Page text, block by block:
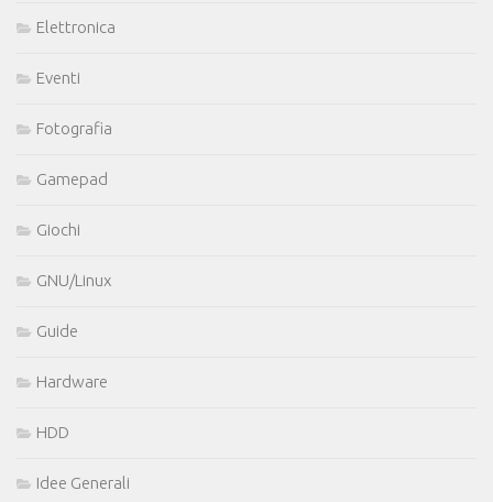
Elettronica
Eventi
Fotografia
Gamepad
Giochi
GNU/Linux
Guide
Hardware
HDD
Idee Generali